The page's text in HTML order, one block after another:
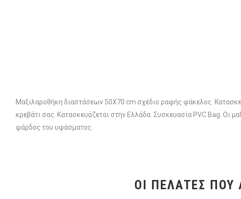
Μαξιλαροθήκη διαστάσεων 50Χ70 cm σχέδιο ραφής φάκελος.
κρεβάτι σας. Κατασκευάζεται στην Ελλάδα. Συσκευασία PVC Bag. Οι
φάρδος του υφάσματος.
ΟΙ ΠΕΛΆΤΕΣ ΠΟΥ